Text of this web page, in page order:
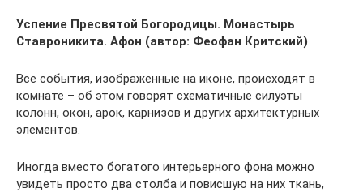
Успение Пресвятой Богородицы. Монастырь
Ставроникита. Афон (автор: Феофан Критский)
Все события, изображенные на иконе, происходят в
комнате – об этом говорят схематичные силуэты
колонн, окон, арок, карнизов и других архитектурных
элементов.
Иногда вместо богатого интерьерного фона можно
увидеть просто два столба и повисшую на них ткань,